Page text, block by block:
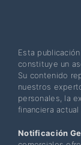
Esta
constituye un
Su contenido
nuestros
personales, la
financiera
Notificación